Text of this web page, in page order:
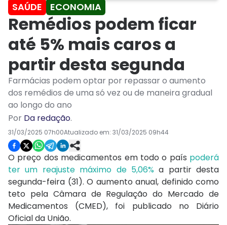
SAÚDE ECONOMIA
Remédios podem ficar
até 5% mais caros a
partir desta segunda
Farmácias podem optar por repassar o aumento
dos remédios de uma só vez ou de maneira gradual
ao longo do ano
Por Da redação.
31/03/2025 07h00Atualizado em: 31/03/2025 09h44
O preço dos medicamentos em todo o país poderá
ter um reajuste máximo de 5,06% a partir desta
segunda-feira (31). O aumento anual, definido como
teto pela Câmara de Regulação do Mercado de
Medicamentos (CMED), foi publicado no Diário
Oficial da União.